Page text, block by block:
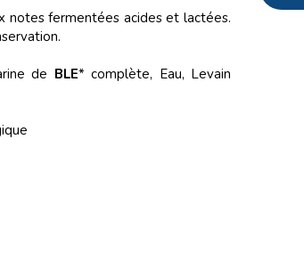
notes fermentées acides et lactées.
de BLE* complète, Eau, Levain